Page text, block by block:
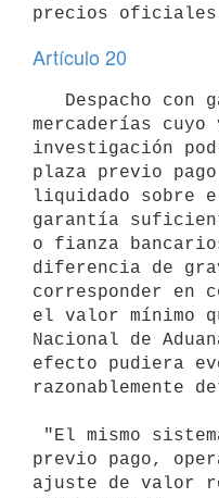
Artículo 20
mercaderías
investigación
plaza previo
liquidado sobre
garantía
o fianza
diferencia de
corresponder en
el valor mínimo
Nacional de
efecto pudiera
razonablemente
previo pago,
ajuste de valor